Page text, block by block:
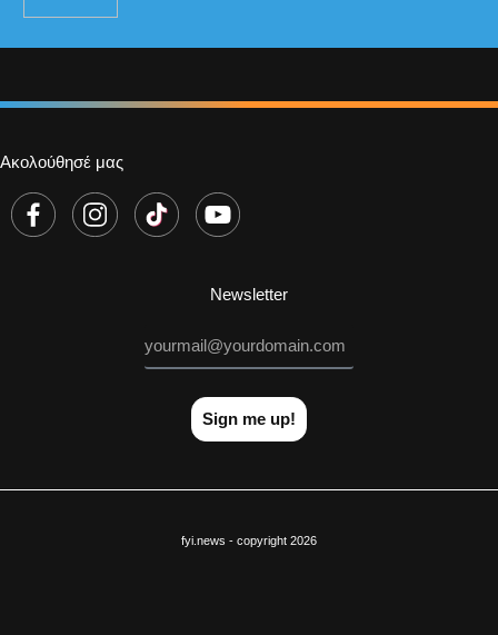
Ακολούθησέ μας
Newsletter
Sign me up!
fyi.news - copyright 2026